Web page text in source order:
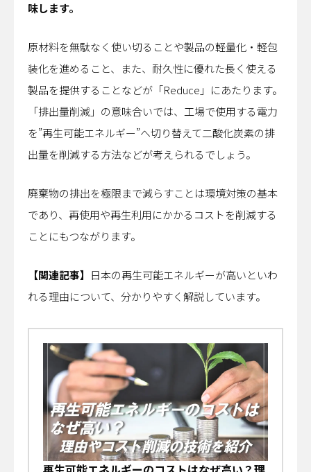
味します。
原材料を無駄なく使い切ることや製品の軽量化・軽包
装化を進めること、また、耐久性に優れた長く使える
製品を提供することなどが「Reduce」にあたります。
「排出量削減」の意味合いでは、工場で使用する電力
を”再生可能エネルギー”へ切り替えて二酸化炭素の排
出量を削減する方法などが考えられるでしょう。
廃棄物の排出を極限まで減らすことは環境対策の基本
であり、再使用や再生利用にかかるコストを削減する
ことにもつながります。
【関連記事】 日本の再生可能エネルギーが高いといわ
れる理由について、分かりやすく解説しています。